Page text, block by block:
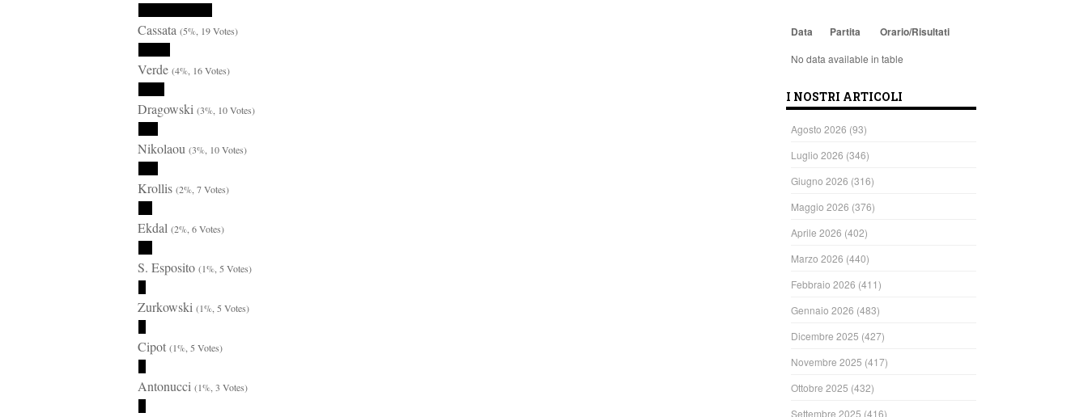
Cassata (5%, 19 Votes)
Verde (4%, 16 Votes)
Dragowski (3%, 10 Votes)
Nikolaou (3%, 10 Votes)
Krollis (2%, 7 Votes)
Ekdal (2%, 6 Votes)
S. Esposito (1%, 5 Votes)
Zurkowski (1%, 5 Votes)
Cipot (1%, 5 Votes)
Antonucci (1%, 3 Votes)
Data Partita Orario/Risultati
No data available in table
I NOSTRI ARTICOLI
Agosto 2026 (93)
Luglio 2026 (346)
Giugno 2026 (316)
Maggio 2026 (376)
Aprile 2026 (402)
Marzo 2026 (440)
Febbraio 2026 (411)
Gennaio 2026 (483)
Dicembre 2025 (427)
Novembre 2025 (417)
Ottobre 2025 (432)
Settembre 2025 (416)